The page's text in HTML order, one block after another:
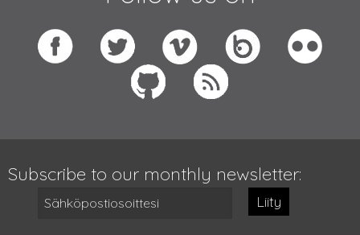
Subscribe to our monthly newsletter:
Liity